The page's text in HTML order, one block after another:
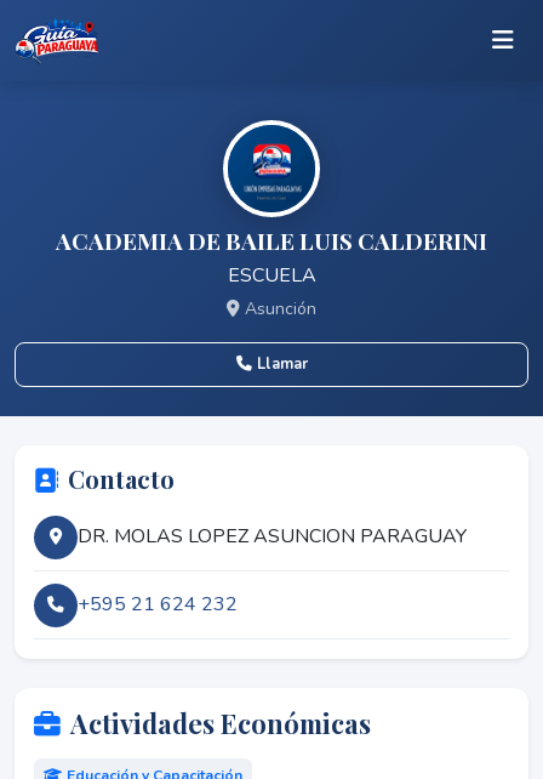
ACADEMIA DE BAILE LUIS CALDERINI
ESCUELA
Asunción
Llamar
Contacto
DR. MOLAS LOPEZ ASUNCION PARAGUAY
+595 21 624 232
Actividades Económicas